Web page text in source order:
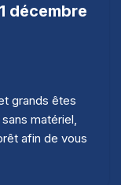
décembre
grands êtes
matériel,
afin de vous